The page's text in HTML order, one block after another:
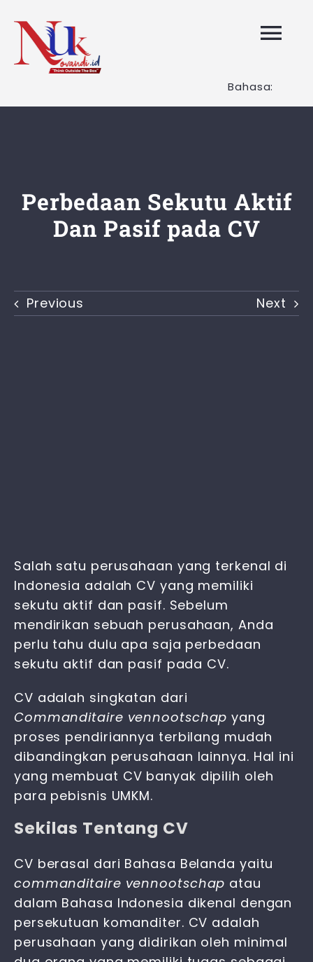
content
HOME
Artikel
Bahasa:
Perbedaan Sekutu Aktif
Dan Pasif pada CV
Previous Next
Salah satu perusahaan yang terkenal di
Indonesia adalah CV yang memiliki
sekutu aktif dan pasif. Sebelum
mendirikan sebuah perusahaan, Anda
perlu tahu dulu apa saja perbedaan
sekutu aktif dan pasif pada CV.
CV adalah singkatan dari
Commanditaire vennootschap yang
proses pendiriannya terbilang mudah
dibandingkan perusahaan lainnya. Hal ini
yang membuat CV banyak dipilih oleh
para pebisnis UMKM.
Sekilas Tentang CV
CV berasal dari Bahasa Belanda yaitu
commanditaire vennootschap atau
dalam Bahasa Indonesia dikenal dengan
persekutuan komanditer. CV adalah
perusahaan yang didirikan oleh minimal